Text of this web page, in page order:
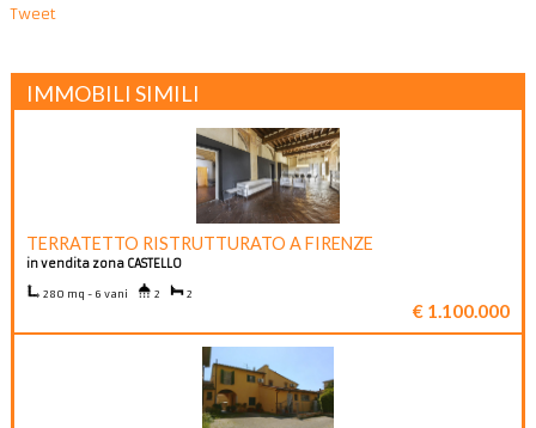
Tweet
IMMOBILI SIMILI
TERRATETTO RISTRUTTURATO A FIRENZE
in vendita zona CASTELLO
280 mq - 6 vani 2 2
€ 1.100.000